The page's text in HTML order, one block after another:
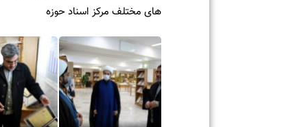
های مختلف مرکز اسناد حوزه